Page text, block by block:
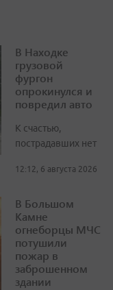
В Находке
грузовой
фургон
опрокинулся и
повредил авто
К счастью,
пострадавших нет
12:12, 6 августа 2026
В Большом
Камне
огнеборцы МЧС
потушили
пожар в
заброшенном
здании